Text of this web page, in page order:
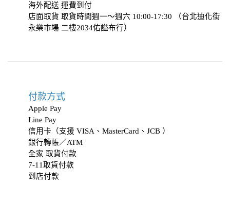
海外配送 運費到付
店面取貨 取貨時間週一～週六 10:00-17:30 （台北迪化街
永樂市場 二樓2034佑謚布行）
付款方式
Apple Pay
Line Pay
信用卡（支援 VISA、MasterCard、JCB ）
銀行轉帳／ATM
全家 取貨付款
7-11取貨付款
到店付款